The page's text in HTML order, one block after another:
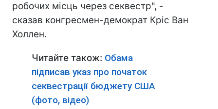
робочих місць через секвестр", -
сказав конгресмен-демократ Кріс Ван
Холлен.
Читайте також: Обама
підписав указ про початок
секвестрації бюджету США
(фото, відео)